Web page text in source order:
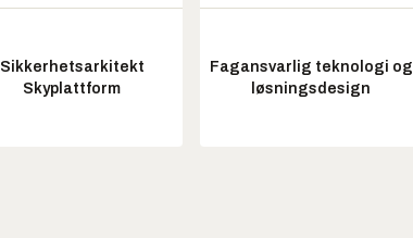
Sikkerhetsarkitekt
Skyplattform
Fagansvarlig teknologi og
løsningsdesign